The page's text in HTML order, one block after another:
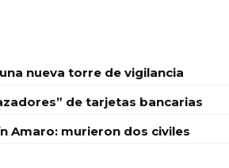
nueva torre de vigilancia
de tarjetas bancarias
Amaro: murieron dos civiles